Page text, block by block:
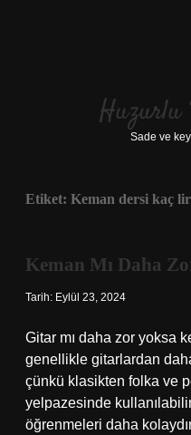
Huzurlu
Sade ve
Etiket: Keman dersi kaç
Keman Mı Daha
Tarih: Eylül 23, 2024
Gitar mı daha zor yoksa
genellikle gitarlardan
çünkü klasikten folka ve
yelpazesinde
öğrenmeleri daha